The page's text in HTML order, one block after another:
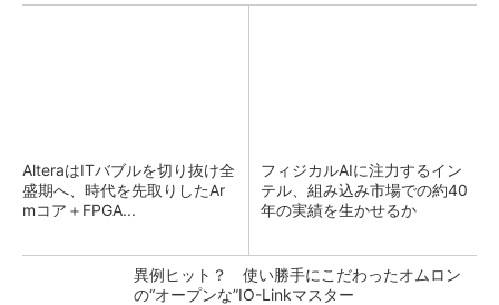
AlteraはITバブルを切り抜け全
盛期へ、時代を先取りしたAr
mコア＋FPGA...
フィジカルAIに注力するイン
テル、組み込み市場での約40
年の実績を生かせるか
異例ヒット？ 使い勝手にこだわったオムロン
の“オープンな”IO-Linkマスター